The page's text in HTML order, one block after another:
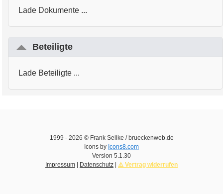
Lade Dokumente ...
Beteiligte
Lade Beteiligte ...
1999 - 2026 © Frank Sellke / brueckenweb.de
Icons by Icons8.com
Version 5.1.30
Impressum
Datenschutz ⚠️ Vertrag widerrufen